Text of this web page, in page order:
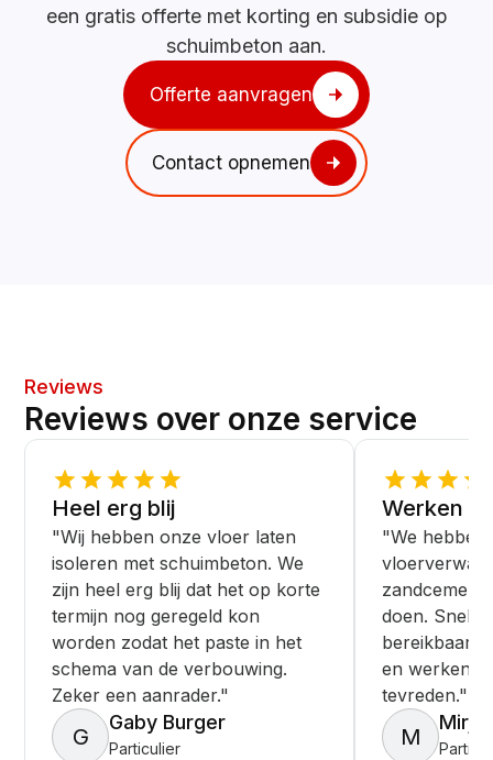
een gratis offerte met korting en subsidie op
schuimbeton aan.
Offerte aanvragen
Contact opnemen
Reviews
Reviews over onze service
Heel erg blij
"Wij hebben onze vloer laten
isoleren met schuimbeton. We
zijn heel erg blij dat het op korte
termijn nog geregeld kon
worden zodat het paste in het
schema van de verbouwing.
Zeker een aanrader."
G
Gaby Burger
Particulier
Werken
"We
zandcement
doen. Snelle
bereikbaar.
en werken
tevreden."
M